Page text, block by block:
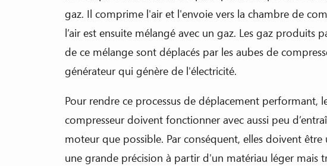
gaz. Il comprime l'air et l'envoie vers la chambre de
l’air est ensuite mélangé avec un gaz. Les gaz produits
de ce mélange sont déplacés par les aubes de
générateur qui génère de l'électricité.
Pour rendre ce processus de déplacement performant,
compresseur doivent fonctionner avec aussi peu
moteur que possible. Par conséquent, elles doivent être
une grande précision à partir d'un matériau léger mais